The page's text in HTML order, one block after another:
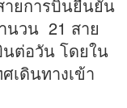
ายการบินยืนยัน
นวน 21 สาย
ต่อวัน โดยใน
เดินทางเข้า